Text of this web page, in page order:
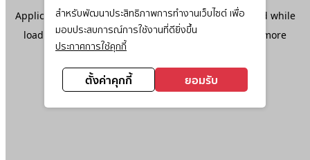
สำหรับพัฒนาประสิทธิภาพการทำงานเว็บไซต์ เพื่อ
มอบประสบการณ์การใช้งานที่ดียิ่งขึ้น
ประกาศการใช้คุกกี้
ตั้งค่าคุกกี้ ยอมรับ
Application error: aclient-side exception has occurred while
loadingwww.ktc.co.th(see the browser console
for more
information).